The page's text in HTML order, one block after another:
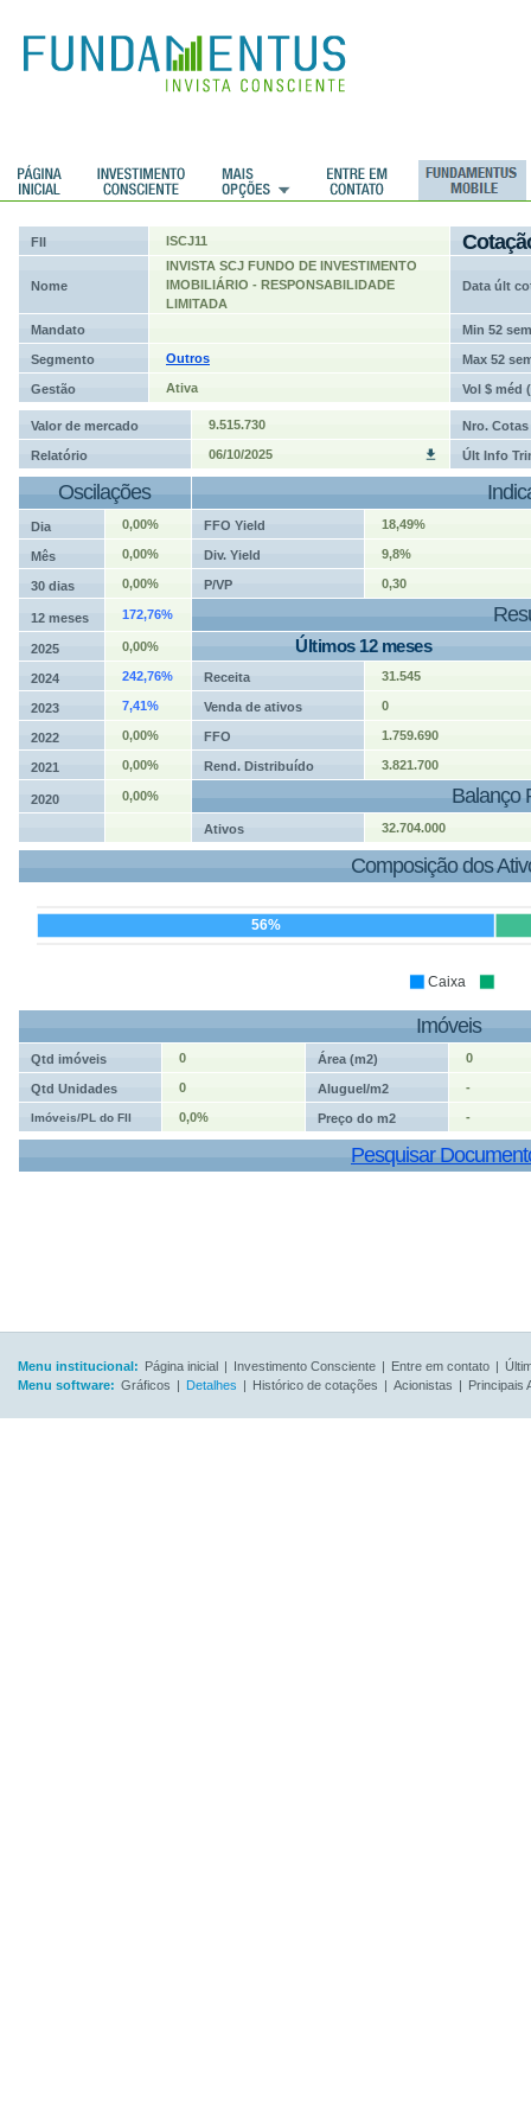
FII ISCJ11
Nome
INVISTA SCJ FUNDO DE INVESTIMENTO
IMOBILIÁRIO - RESPONSABILIDADE
LIMITADA
Data últ
Mandato Min 52 sem
Segmento Outros Max 52
Gestão Ativa Vol $ méd
Valor de mercado 9.515.730 Nro. Cotas
Relatório 06/10/2025 Últ Info
Oscilações
Dia 0,00% FFO Yield 18,49%
Mês 0,00% Div. Yield 9,8%
30 dias 0,00% P/VP 0,30
12 meses 172,76%
2025 0,00% Últimos 12 meses
2024 242,76% Receita 31.545
2023 7,41% Venda de ativos 0
2022 0,00% FFO 1.759.690
2021 0,00% Rend. Distribuído 3.821.700
2020 0,00% Balanço
Ativos 32.704.000
Composição dos
56%
Caixa
Imóveis
Qtd imóveis 0 Área (m2) 0
Qtd Unidades 0 Aluguel/m2 -
Imóveis/PL do FII 0,0% Preço do m2 -
Pesquisar
Menu institucional: Página inicial | Investimento Consciente | Entre em contato |
Menu software: Gráficos | Detalhes | Histórico de cotações | Acionistas | Principais